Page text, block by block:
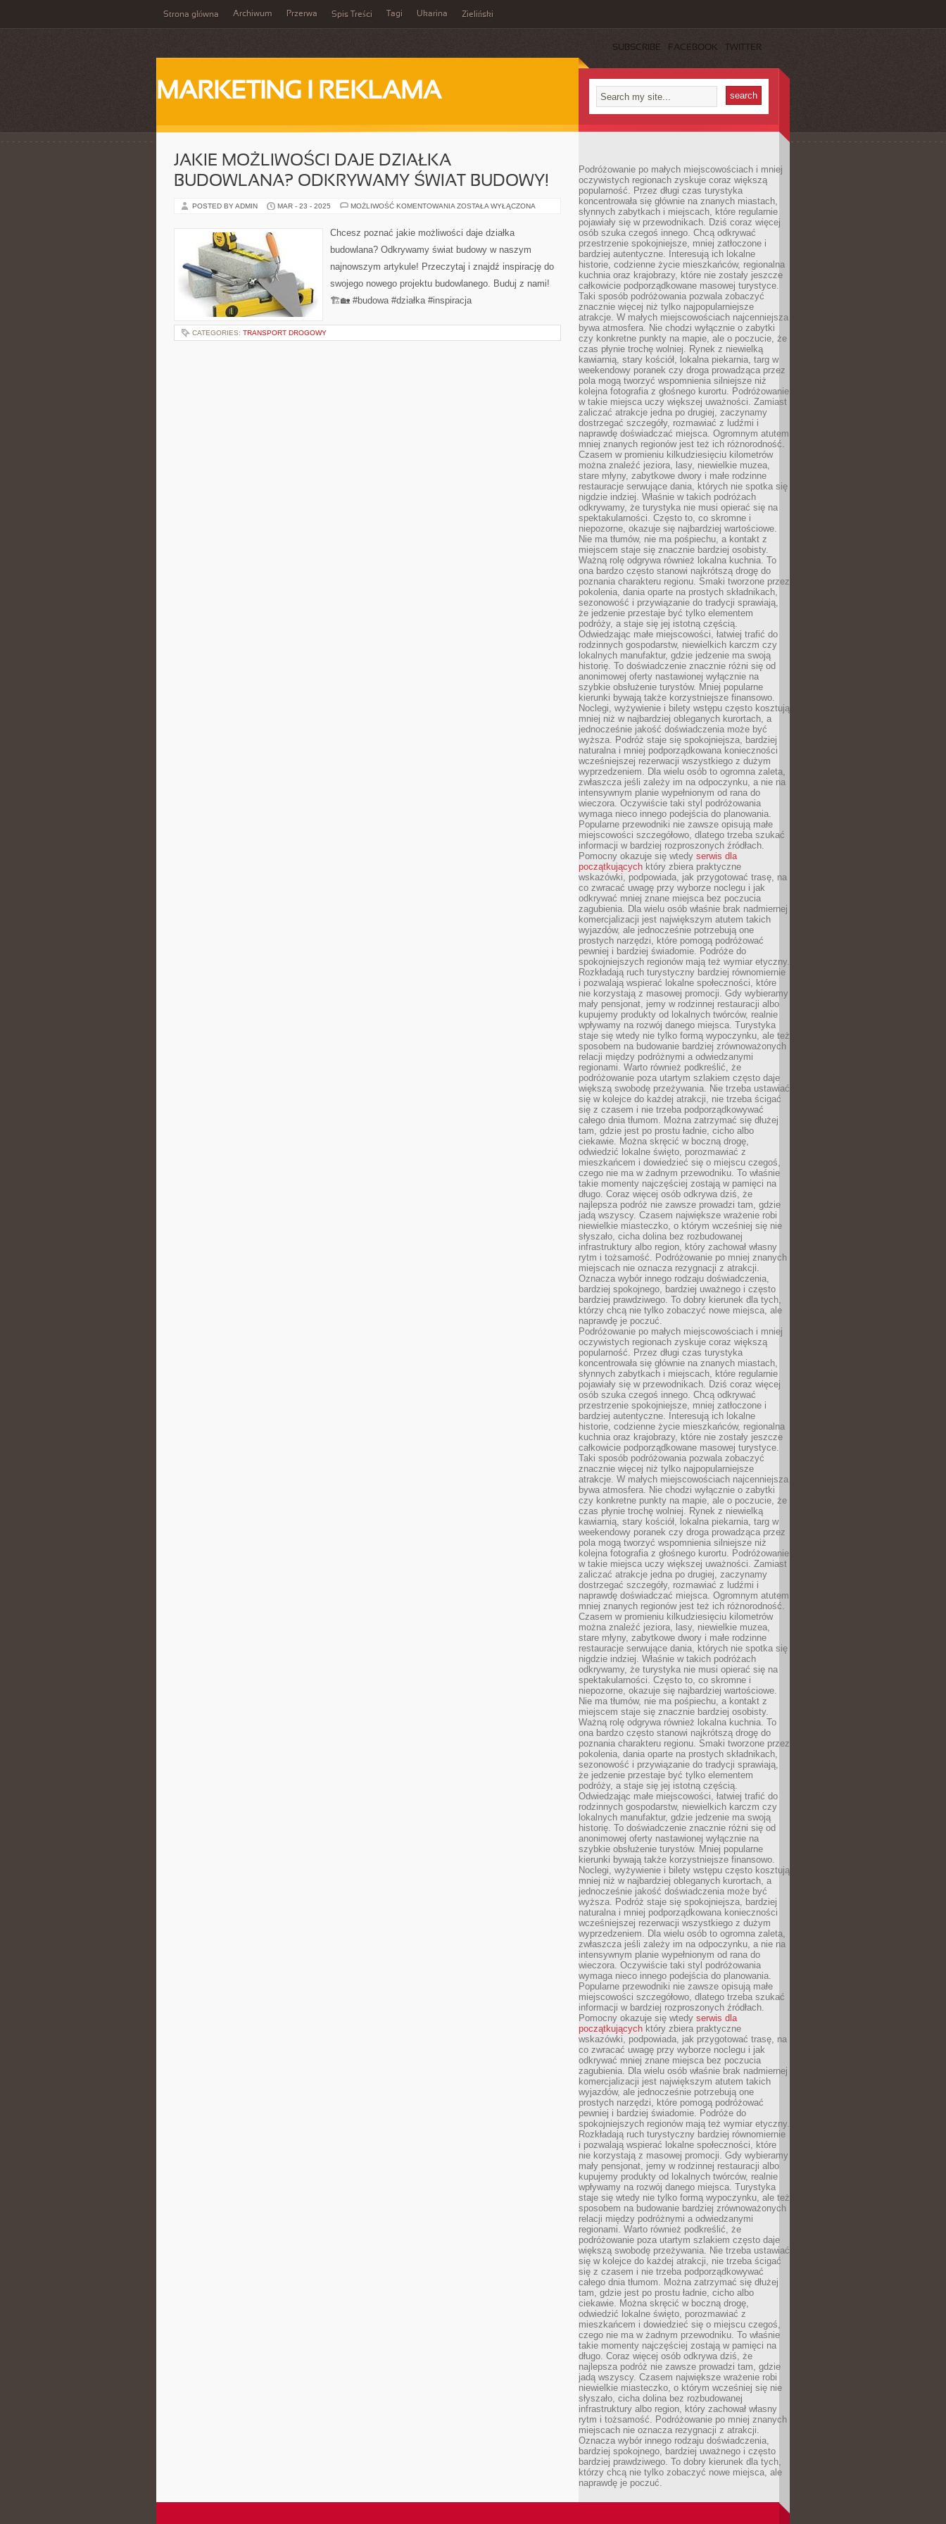
Strona główna Archiwum Przerwa Spis Treści Tagi Ukarina Zieliński
SUBSCRIBE FACEBOOK TWITTER
MARKETING I REKLAMA
JAKIE MOŻLIWOŚCI DAJE DZIAŁKA
BUDOWLANA? ODKRYWAMY ŚWIAT BUDOWY!
POSTED BY ADMIN MAR - 23 - 2025 MOŻLIWOŚĆ KOMENTOWANIA JAKIE
DZIAŁKA
BUDOWLANA?
ŚWIAT
ZOSTAŁA WYŁĄCZONA
Chcesz poznać jakie możliwości daje działka
budowlana? Odkrywamy świat budowy w naszym
najnowszym artykule! Przeczytaj i znajdź inspirację do
swojego nowego projektu budowlanego. Buduj z nami!
🏗️🏡 #budowa #działka #inspiracja
CATEGORIES: TRANSPORT DROGOWY
Podróżowanie po małych miejscowościach i mniej
oczywistych regionach zyskuje coraz większą
popularność. Przez długi czas turystyka
koncentrowała się głównie na znanych miastach,
słynnych zabytkach i miejscach, które regularnie
pojawiały się w przewodnikach. Dziś coraz więcej
osób szuka czegoś innego. Chcą odkrywać
przestrzenie spokojniejsze, mniej zatłoczone i
bardziej autentyczne. Interesują ich lokalne
historie, codzienne życie mieszkańców, regionalna
kuchnia oraz krajobrazy, które nie zostały jeszcze
całkowicie podporządkowane masowej turystyce.
Taki sposób podróżowania pozwala zobaczyć
znacznie więcej niż tylko najpopularniejsze
atrakcje. W małych miejscowościach najcenniejsza
bywa atmosfera. Nie chodzi wyłącznie o zabytki
czy konkretne punkty na mapie, ale o poczucie, że
czas płynie trochę wolniej. Rynek z niewielką
kawiarnią, stary kościół, lokalna piekarnia, targ w
weekendowy poranek czy droga prowadząca przez
pola mogą tworzyć wspomnienia silniejsze niż
kolejna fotografia z głośnego kurortu. Podróżowanie
w takie miejsca uczy większej uważności. Zamiast
zaliczać atrakcje jedna po drugiej, zaczynamy
dostrzegać szczegóły, rozmawiać z ludźmi i
naprawdę doświadczać miejsca. Ogromnym atutem
mniej znanych regionów jest też ich różnorodność.
Czasem w promieniu kilkudziesięciu kilometrów
można znaleźć jeziora, lasy, niewielkie muzea,
stare młyny, zabytkowe dwory i małe rodzinne
restauracje serwujące dania, których nie spotka się
nigdzie indziej. Właśnie w takich podróżach
odkrywamy, że turystyka nie musi opierać się na
spektakularności. Często to, co skromne i
niepozorne, okazuje się najbardziej wartościowe.
Nie ma tłumów, nie ma pośpiechu, a kontakt z
miejscem staje się znacznie bardziej osobisty.
Ważną rolę odgrywa również lokalna kuchnia. To
ona bardzo często stanowi najkrótszą drogę do
poznania charakteru regionu. Smaki tworzone przez
pokolenia, dania oparte na prostych składnikach,
sezonowość i przywiązanie do tradycji sprawiają,
że jedzenie przestaje być tylko elementem
podróży, a staje się jej istotną częścią.
Odwiedzając małe miejscowości, łatwiej trafić do
rodzinnych gospodarstw, niewielkich karczm czy
lokalnych manufaktur, gdzie jedzenie ma swoją
historię. To doświadczenie znacznie różni się od
anonimowej oferty nastawionej wyłącznie na
szybkie obsłużenie turystów. Mniej popularne
kierunki bywają także korzystniejsze finansowo.
Noclegi, wyżywienie i bilety wstępu często kosztują
mniej niż w najbardziej obleganych kurortach, a
jednocześnie jakość doświadczenia może być
wyższa. Podróż staje się spokojniejsza, bardziej
naturalna i mniej podporządkowana konieczności
wcześniejszej rezerwacji wszystkiego z dużym
wyprzedzeniem. Dla wielu osób to ogromna zaleta,
zwłaszcza jeśli zależy im na odpoczynku, a nie na
intensywnym planie wypełnionym od rana do
wieczora. Oczywiście taki styl podróżowania
wymaga nieco innego podejścia do planowania.
Popularne przewodniki nie zawsze opisują małe
miejscowości szczegółowo, dlatego trzeba szukać
informacji w bardziej rozproszonych źródłach.
Pomocny okazuje się wtedy serwis dla
początkujących który zbiera praktyczne
wskazówki, podpowiada, jak przygotować trasę, na
co zwracać uwagę przy wyborze noclegu i jak
odkrywać mniej znane miejsca bez poczucia
zagubienia. Dla wielu osób właśnie brak nadmiernej
komercjalizacji jest największym atutem takich
wyjazdów, ale jednocześnie potrzebują one
prostych narzędzi, które pomogą podróżować
pewniej i bardziej świadomie. Podróże do
spokojniejszych regionów mają też wymiar etyczny.
Rozkładają ruch turystyczny bardziej równomiernie
i pozwalają wspierać lokalne społeczności, które
nie korzystają z masowej promocji. Gdy wybieramy
mały pensjonat, jemy w rodzinnej restauracji albo
kupujemy produkty od lokalnych twórców, realnie
wpływamy na rozwój danego miejsca. Turystyka
staje się wtedy nie tylko formą wypoczynku, ale też
sposobem na budowanie bardziej zrównoważonych
relacji między podróżnymi a odwiedzanymi
regionami. Warto również podkreślić, że
podróżowanie poza utartym szlakiem często daje
większą swobodę przeżywania. Nie trzeba ustawiać
się w kolejce do każdej atrakcji, nie trzeba ścigać
się z czasem i nie trzeba podporządkowywać
całego dnia tłumom. Można zatrzymać się dłużej
tam, gdzie jest po prostu ładnie, cicho albo
ciekawie. Można skręcić w boczną drogę,
odwiedzić lokalne święto, porozmawiać z
mieszkańcem i dowiedzieć się o miejscu czegoś,
czego nie ma w żadnym przewodniku. To właśnie
takie momenty najczęściej zostają w pamięci na
długo. Coraz więcej osób odkrywa dziś, że
najlepsza podróż nie zawsze prowadzi tam, gdzie
jadą wszyscy. Czasem największe wrażenie robi
niewielkie miasteczko, o którym wcześniej się nie
słyszało, cicha dolina bez rozbudowanej
infrastruktury albo region, który zachował własny
rytm i tożsamość. Podróżowanie po mniej znanych
miejscach nie oznacza rezygnacji z atrakcji.
Oznacza wybór innego rodzaju doświadczenia,
bardziej spokojnego, bardziej uważnego i często
bardziej prawdziwego. To dobry kierunek dla tych,
którzy chcą nie tylko zobaczyć nowe miejsca, ale
naprawdę je poczuć.
Podróżowanie po małych miejscowościach i mniej
oczywistych regionach zyskuje coraz większą
popularność. Przez długi czas turystyka
koncentrowała się głównie na znanych miastach,
słynnych zabytkach i miejscach, które regularnie
pojawiały się w przewodnikach. Dziś coraz więcej
osób szuka czegoś innego. Chcą odkrywać
przestrzenie spokojniejsze, mniej zatłoczone i
bardziej autentyczne. Interesują ich lokalne
historie, codzienne życie mieszkańców, regionalna
kuchnia oraz krajobrazy, które nie zostały jeszcze
całkowicie podporządkowane masowej turystyce.
Taki sposób podróżowania pozwala zobaczyć
znacznie więcej niż tylko najpopularniejsze
atrakcje. W małych miejscowościach najcenniejsza
bywa atmosfera. Nie chodzi wyłącznie o zabytki
czy konkretne punkty na mapie, ale o poczucie, że
czas płynie trochę wolniej. Rynek z niewielką
kawiarnią, stary kościół, lokalna piekarnia, targ w
weekendowy poranek czy droga prowadząca przez
pola mogą tworzyć wspomnienia silniejsze niż
kolejna fotografia z głośnego kurortu. Podróżowanie
w takie miejsca uczy większej uważności. Zamiast
zaliczać atrakcje jedna po drugiej, zaczynamy
dostrzegać szczegóły, rozmawiać z ludźmi i
naprawdę doświadczać miejsca. Ogromnym atutem
mniej znanych regionów jest też ich różnorodność.
Czasem w promieniu kilkudziesięciu kilometrów
można znaleźć jeziora, lasy, niewielkie muzea,
stare młyny, zabytkowe dwory i małe rodzinne
restauracje serwujące dania, których nie spotka się
nigdzie indziej. Właśnie w takich podróżach
odkrywamy, że turystyka nie musi opierać się na
spektakularności. Często to, co skromne i
niepozorne, okazuje się najbardziej wartościowe.
Nie ma tłumów, nie ma pośpiechu, a kontakt z
miejscem staje się znacznie bardziej osobisty.
Ważną rolę odgrywa również lokalna kuchnia. To
ona bardzo często stanowi najkrótszą drogę do
poznania charakteru regionu. Smaki tworzone przez
pokolenia, dania oparte na prostych składnikach,
sezonowość i przywiązanie do tradycji sprawiają,
że jedzenie przestaje być tylko elementem
podróży, a staje się jej istotną częścią.
Odwiedzając małe miejscowości, łatwiej trafić do
rodzinnych gospodarstw, niewielkich karczm czy
lokalnych manufaktur, gdzie jedzenie ma swoją
historię. To doświadczenie znacznie różni się od
anonimowej oferty nastawionej wyłącznie na
szybkie obsłużenie turystów. Mniej popularne
kierunki bywają także korzystniejsze finansowo.
Noclegi, wyżywienie i bilety wstępu często kosztują
mniej niż w najbardziej obleganych kurortach, a
jednocześnie jakość doświadczenia może być
wyższa. Podróż staje się spokojniejsza, bardziej
naturalna i mniej podporządkowana konieczności
wcześniejszej rezerwacji wszystkiego z dużym
wyprzedzeniem. Dla wielu osób to ogromna zaleta,
zwłaszcza jeśli zależy im na odpoczynku, a nie na
intensywnym planie wypełnionym od rana do
wieczora. Oczywiście taki styl podróżowania
wymaga nieco innego podejścia do planowania.
Popularne przewodniki nie zawsze opisują małe
miejscowości szczegółowo, dlatego trzeba szukać
informacji w bardziej rozproszonych źródłach.
Pomocny okazuje się wtedy serwis dla
początkujących który zbiera praktyczne
wskazówki, podpowiada, jak przygotować trasę, na
co zwracać uwagę przy wyborze noclegu i jak
odkrywać mniej znane miejsca bez poczucia
zagubienia. Dla wielu osób właśnie brak nadmiernej
komercjalizacji jest największym atutem takich
wyjazdów, ale jednocześnie potrzebują one
prostych narzędzi, które pomogą podróżować
pewniej i bardziej świadomie. Podróże do
spokojniejszych regionów mają też wymiar etyczny.
Rozkładają ruch turystyczny bardziej równomiernie
i pozwalają wspierać lokalne społeczności, które
nie korzystają z masowej promocji. Gdy wybieramy
mały pensjonat, jemy w rodzinnej restauracji albo
kupujemy produkty od lokalnych twórców, realnie
wpływamy na rozwój danego miejsca. Turystyka
staje się wtedy nie tylko formą wypoczynku, ale też
sposobem na budowanie bardziej zrównoważonych
relacji między podróżnymi a odwiedzanymi
regionami. Warto również podkreślić, że
podróżowanie poza utartym szlakiem często daje
większą swobodę przeżywania. Nie trzeba ustawiać
się w kolejce do każdej atrakcji, nie trzeba ścigać
się z czasem i nie trzeba podporządkowywać
całego dnia tłumom. Można zatrzymać się dłużej
tam, gdzie jest po prostu ładnie, cicho albo
ciekawie. Można skręcić w boczną drogę,
odwiedzić lokalne święto, porozmawiać z
mieszkańcem i dowiedzieć się o miejscu czegoś,
czego nie ma w żadnym przewodniku. To właśnie
takie momenty najczęściej zostają w pamięci na
długo. Coraz więcej osób odkrywa dziś, że
najlepsza podróż nie zawsze prowadzi tam, gdzie
jadą wszyscy. Czasem największe wrażenie robi
niewielkie miasteczko, o którym wcześniej się nie
słyszało, cicha dolina bez rozbudowanej
infrastruktury albo region, który zachował własny
rytm i tożsamość. Podróżowanie po mniej znanych
miejscach nie oznacza rezygnacji z atrakcji.
Oznacza wybór innego rodzaju doświadczenia,
bardziej spokojnego, bardziej uważnego i często
bardziej prawdziwego. To dobry kierunek dla tych,
którzy chcą nie tylko zobaczyć nowe miejsca, ale
naprawdę je poczuć.